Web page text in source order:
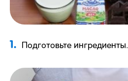
1. Подготовьте ингредиенты.